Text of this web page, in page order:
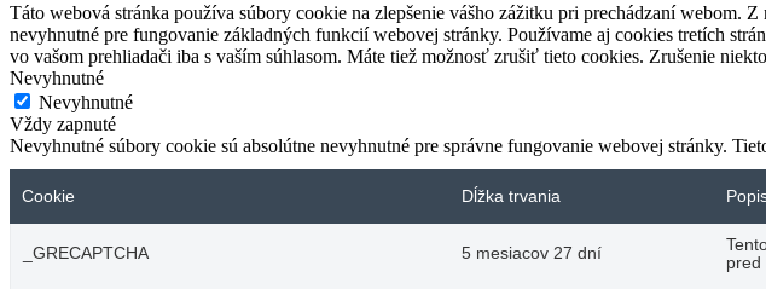
Táto webová stránka používa súbory cookie na zlepšenie vášho zážitku pri prechádzaní webom.
nevyhnutné pre fungovanie základných funkcií webovej stránky. Používame aj cookies tretích
vo vašom prehliadači iba s vaším súhlasom. Máte tiež možnosť zrušiť tieto cookies. Zrušenie
Nevyhnutné
Nevyhnutné
Vždy zapnuté
Nevyhnutné súbory cookie sú absolútne nevyhnutné pre správne fungovanie webovej stránky.
Cookie Dĺžka trvania
_GRECAPTCHA 5 mesiacov 27 dní
pred